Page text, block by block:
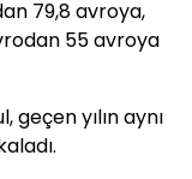
79,8 avroya,
55 avroya
yılın aynı